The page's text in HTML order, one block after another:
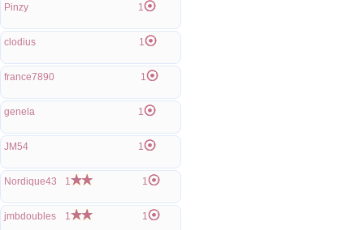
Pinzy 1
clodius 1
france7890 1
genela 1
JM54 1
Nordique43 1 1
jmbdoubles 1 1